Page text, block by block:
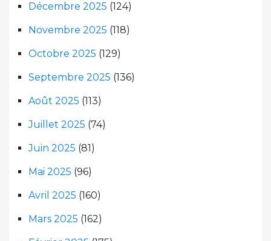
Décembre 2025 (124)
Novembre 2025 (118)
Octobre 2025 (129)
Septembre 2025 (136)
Août 2025 (113)
Juillet 2025 (74)
Juin 2025 (81)
Mai 2025 (96)
Avril 2025 (160)
Mars 2025 (162)